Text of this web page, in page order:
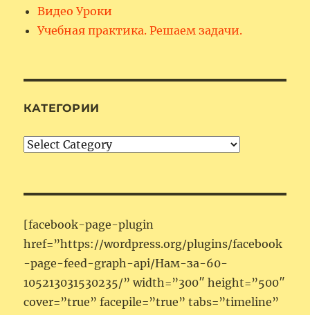
Видео Уроки
Учебная практика. Решаем задачи.
КАТЕГОРИИ
Категории
[facebook-page-plugin
href=”https://wordpress.org/plugins/facebook
-page-feed-graph-api/Нам-за-60-
105213031530235/” width=”300″ height=”500″
cover=”true” facepile=”true” tabs=”timeline”